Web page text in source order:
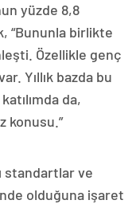
yüzde 8,8
“Bununla birlikte
Özellikle genç
Yıllık bazda bu
da,
konusu.”
standartlar ve
olduğuna işaret